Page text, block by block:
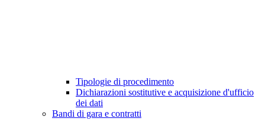
Tipologie di procedimento
Dichiarazioni sostitutive e acquisizione d'ufficio
dei dati
Bandi di gara e contratti